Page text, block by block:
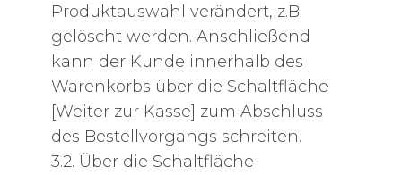
Produktauswahl verändert, z.B.
gelöscht werden. Anschließend
kann der Kunde innerhalb des
Warenkorbs über die Schaltfläche
[Weiter zur Kasse] zum Abschluss
des Bestellvorgangs schreiten.
3.2. Über die Schaltfläche